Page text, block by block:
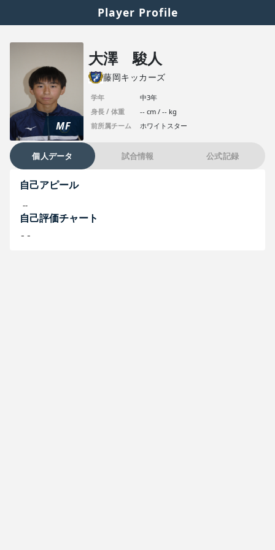
Player Profile
MF
大澤 駿人
藤岡キッカーズ
学年
中3年
身長 / 体重
-- cm / -- kg
前所属チーム
ホワイトスター
個人データ 試合情報 公式記録
自己アピール
--
自己評価チャート
--